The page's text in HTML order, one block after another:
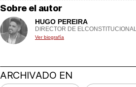
Sobre el autor
HUGO PEREIRA
DIRECTOR DE
Ver biografía
ARCHIVADO EN